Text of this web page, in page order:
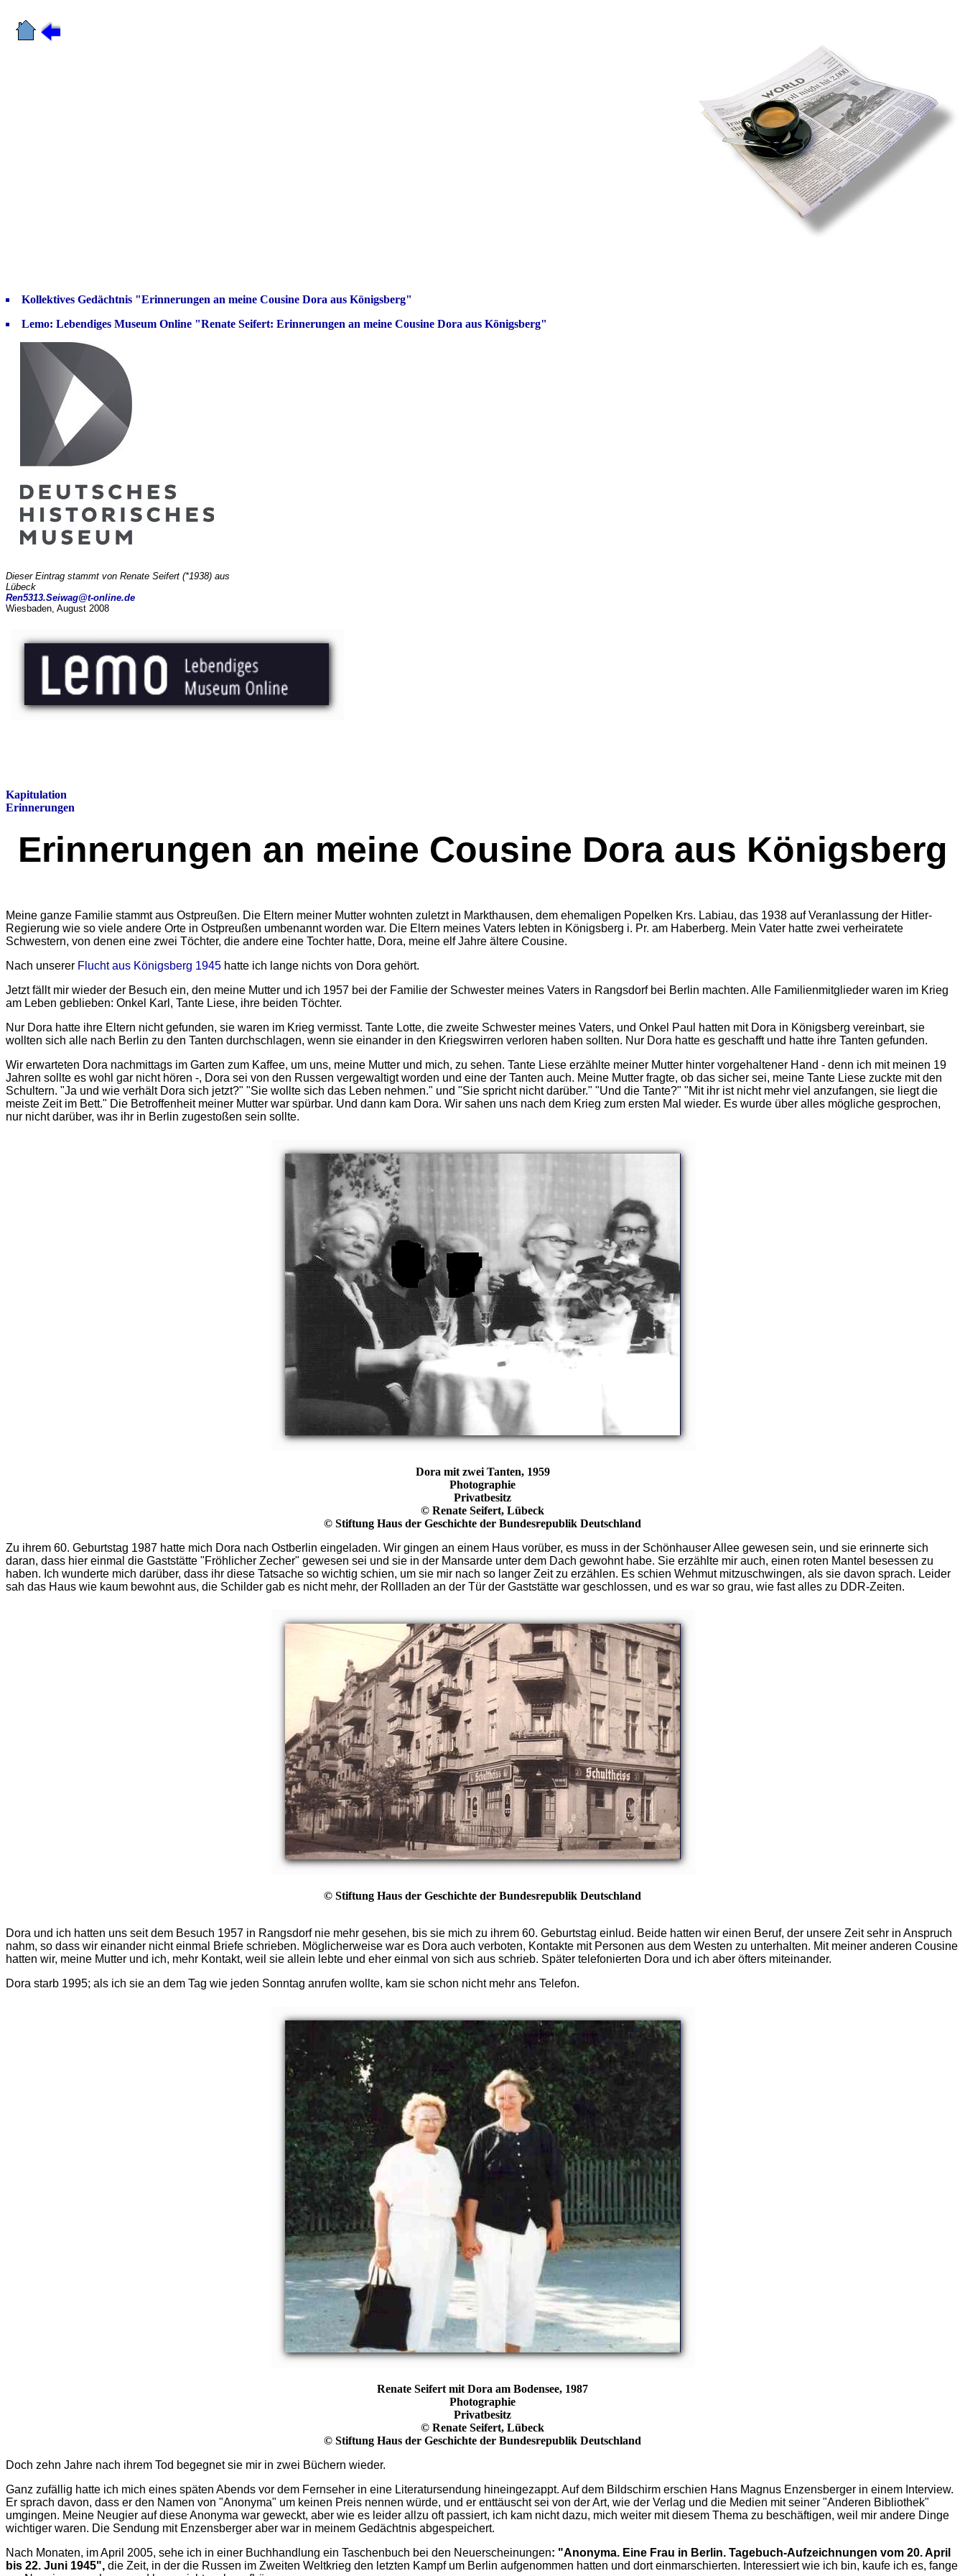
Kollektives Gedächtnis "Erinnerungen an meine Cousine Dora aus Königsberg"
Lemo: Lebendiges Museum Online "Renate Seifert: Erinnerungen an meine Cousine Dora aus Königsberg"
Dieser Eintrag stammt von Renate Seifert (*1938) aus
Lübeck
Ren5313.Seiwag@t-online.de
Wiesbaden, August 2008
Kapitulation
Erinnerungen
Erinnerungen an meine Cousine Dora aus Königsberg
Meine ganze Familie stammt aus Ostpreußen. Die Eltern meiner Mutter wohnten zuletzt in Markthausen, dem ehemaligen Popelken Krs. Labiau, das 1938 auf Veranlassung der Hitler-
Regierung wie so viele andere Orte in Ostpreußen umbenannt worden war. Die Eltern meines Vaters lebten in Königsberg i. Pr. am Haberberg. Mein Vater hatte zwei verheiratete
Schwestern, von denen eine zwei Töchter, die andere eine Tochter hatte, Dora, meine elf Jahre ältere Cousine.
Nach unserer Flucht aus Königsberg 1945 hatte ich lange nichts von Dora gehört.
Jetzt fällt mir wieder der Besuch ein, den meine Mutter und ich 1957 bei der Familie der Schwester meines Vaters in Rangsdorf bei Berlin machten. Alle Familienmitglieder waren im Krieg
am Leben geblieben: Onkel Karl, Tante Liese, ihre beiden Töchter.
Nur Dora hatte ihre Eltern nicht gefunden, sie waren im Krieg vermisst. Tante Lotte, die zweite Schwester meines Vaters, und Onkel Paul hatten mit Dora in Königsberg vereinbart, sie
wollten sich alle nach Berlin zu den Tanten durchschlagen, wenn sie einander in den Kriegswirren verloren haben sollten. Nur Dora hatte es geschafft und hatte ihre Tanten gefunden.
Wir erwarteten Dora nachmittags im Garten zum Kaffee, um uns, meine Mutter und mich, zu sehen. Tante Liese erzählte meiner Mutter hinter vorgehaltener Hand - denn ich mit meinen 19
Jahren sollte es wohl gar nicht hören -, Dora sei von den Russen vergewaltigt worden und eine der Tanten auch. Meine Mutter fragte, ob das sicher sei, meine Tante Liese zuckte mit den
Schultern. "Ja und wie verhält Dora sich jetzt?" "Sie wollte sich das Leben nehmen." und "Sie spricht nicht darüber." "Und die Tante?" "Mit ihr ist nicht mehr viel anzufangen, sie liegt die
meiste Zeit im Bett." Die Betroffenheit meiner Mutter war spürbar. Und dann kam Dora. Wir sahen uns nach dem Krieg zum ersten Mal wieder. Es wurde über alles mögliche gesprochen,
nur nicht darüber, was ihr in Berlin zugestoßen sein sollte.
Dora mit zwei Tanten, 1959
Photographie
Privatbesitz
© Renate Seifert, Lübeck
© Stiftung Haus der Geschichte der Bundesrepublik Deutschland
Zu ihrem 60. Geburtstag 1987 hatte mich Dora nach Ostberlin eingeladen. Wir gingen an einem Haus vorüber, es muss in der Schönhauser Allee gewesen sein, und sie erinnerte sich
daran, dass hier einmal die Gaststätte "Fröhlicher Zecher" gewesen sei und sie in der Mansarde unter dem Dach gewohnt habe. Sie erzählte mir auch, einen roten Mantel besessen zu
haben. Ich wunderte mich darüber, dass ihr diese Tatsache so wichtig schien, um sie mir nach so langer Zeit zu erzählen. Es schien Wehmut mitzuschwingen, als sie davon sprach. Leider
sah das Haus wie kaum bewohnt aus, die Schilder gab es nicht mehr, der Rollladen an der Tür der Gaststätte war geschlossen, und es war so grau, wie fast alles zu DDR-Zeiten.
© Stiftung Haus der Geschichte der Bundesrepublik Deutschland
Dora und ich hatten uns seit dem Besuch 1957 in Rangsdorf nie mehr gesehen, bis sie mich zu ihrem 60. Geburtstag einlud. Beide hatten wir einen Beruf, der unsere Zeit sehr in Anspruch
nahm, so dass wir einander nicht einmal Briefe schrieben. Möglicherweise war es Dora auch verboten, Kontakte mit Personen aus dem Westen zu unterhalten. Mit meiner anderen Cousine
hatten wir, meine Mutter und ich, mehr Kontakt, weil sie allein lebte und eher einmal von sich aus schrieb. Später telefonierten Dora und ich aber öfters miteinander.
Dora starb 1995; als ich sie an dem Tag wie jeden Sonntag anrufen wollte, kam sie schon nicht mehr ans Telefon.
Renate Seifert mit Dora am Bodensee, 1987
Photographie
Privatbesitz
© Renate Seifert, Lübeck
© Stiftung Haus der Geschichte der Bundesrepublik Deutschland
Doch zehn Jahre nach ihrem Tod begegnet sie mir in zwei Büchern wieder.
Ganz zufällig hatte ich mich eines späten Abends vor dem Fernseher in eine Literatursendung hineingezappt. Auf dem Bildschirm erschien Hans Magnus Enzensberger in einem Interview.
Er sprach davon, dass er den Namen von "Anonyma" um keinen Preis nennen würde, und er enttäuscht sei von der Art, wie der Verlag und die Medien mit seiner "Anderen Bibliothek"
umgingen. Meine Neugier auf diese Anonyma war geweckt, aber wie es leider allzu oft passiert, ich kam nicht dazu, mich weiter mit diesem Thema zu beschäftigen, weil mir andere Dinge
wichtiger waren. Die Sendung mit Enzensberger aber war in meinem Gedächtnis abgespeichert.
Nach Monaten, im April 2005, sehe ich in einer Buchhandlung ein Taschenbuch bei den Neuerscheinungen: "Anonyma. Eine Frau in Berlin. Tagebuch-Aufzeichnungen vom 20. April
bis 22. Juni 1945", die Zeit, in der die Russen im Zweiten Weltkrieg den letzten Kampf um Berlin aufgenommen hatten und dort einmarschierten. Interessiert wie ich bin, kaufe ich es, fange